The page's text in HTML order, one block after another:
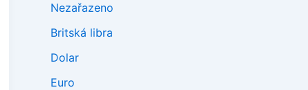
Nezařazeno
Britská libra
Dolar
Euro